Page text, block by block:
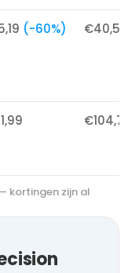
(-60%) €40,50
€104,70
kortingen zijn al